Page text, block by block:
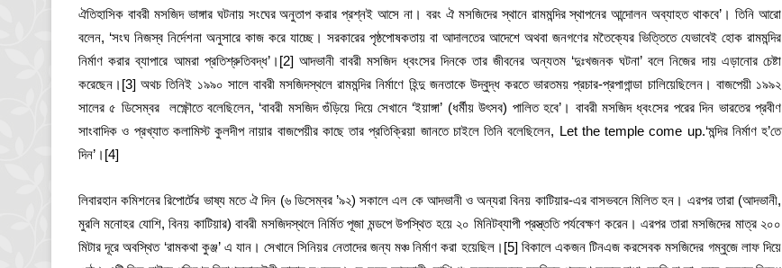
ঐতিহাসিক বাবরী মসজিদ ভাঙ্গার ঘটনায় সংঘের অনুতাপ করার প্রশ্নই আসে না। বরং ঐ মসজিদের স্থানে রামমন্দির স্থাপনের আন্দোলন অব্যাহত থাকবে’। তিনি আরো
বলেন, ‘সংঘ নিজস্ব নির্দেশনা অনুসারে কাজ করে যাচ্ছে। সরকারের পৃষ্ঠপোষকতায় বা আদালতের আদেশে অথবা জনগণের মতৈক্যের ভিত্তিতে যেভাবেই হোক রামমন্দির
নির্মাণ করার ব্যাপারে আমরা প্রতিশ্রুতিবদ্ধ’। [2] আদভানী বাবরী মসজিদ ধ্বংসের দিনকে তার জীবনের অন্যতম ‘দুঃখজনক ঘটনা’ বলে নিজের দায় এড়ানোর চেষ্টা
করেছেন। [3] অথচ তিনিই ১৯৯০ সালে বাবরী মসজিদস্থলে রামমন্দির নির্মাণে হিন্দু জনতাকে উদ্বুদ্ধ করতে ভারতময় প্রচার-প্রপাগান্ডা চালিয়েছিলেন। বাজপেয়ী ১৯৯২
সালের ৫ ডিসেম্বর লক্ষ্ণৌতে বলেছিলেন, ‘বাবরী মসজিদ গুঁড়িয়ে দিয়ে সেখানে ‘ইয়াঙ্গা’ (ধর্মীয় উৎসব) পালিত হবে’। বাবরী মসজিদ ধ্বংসের পরের দিন ভারতের প্রবীণ
সাংবাদিক ও প্রখ্যাত কলামিস্ট কুলদীপ নায়ার বাজপেয়ীর কাছে তার প্রতিক্রিয়া জানতে চাইলে তিনি বলেছিলেন, Let the temple come up.‘মন্দির নির্মাণ হ’তে
দিন’। [4]
লিবারহান কমিশনের রিপোর্টের ভাষ্য মতে ঐ দিন (৬ ডিসেম্বর ’৯২) সকালে এল কে আদভানী ও অন্যরা বিনয় কাটিয়ার-এর বাসভবনে মিলিত হন। এরপর তারা (আদভানী,
মুরলি মনোহর যোশি, বিনয় কাটিয়ার) বাবরী মসজিদস্থলে নির্মিত পূজা মন্ডপে উপস্থিত হয়ে ২০ মিনিটব্যাপী প্রস্ত্ততি পর্যবেক্ষণ করেন। এরপর তারা মসজিদের মাত্র ২০০
মিটার দূরে অবস্থিত ‘রামকথা কুঞ্জ’ এ যান। সেখানে সিনিয়র নেতাদের জন্য মঞ্চ নির্মাণ করা হয়েছিল। [5] বিকালে একজন টিনএজ করসেবক মসজিদের গম্বুজে লাফ দিয়ে